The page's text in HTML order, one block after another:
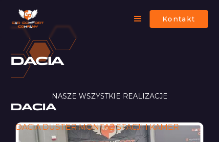
Kontakt
DACIA
NASZE WSZYSTKIE REALIZACJE
DACIA
DACIA DUSTER MONTAŻ STACJI I KAMER